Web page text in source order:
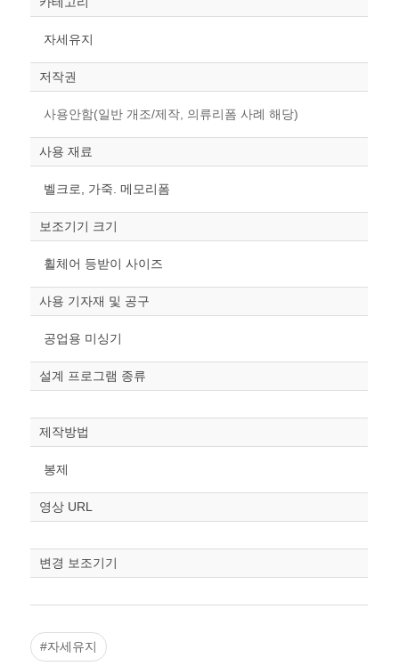
자세유지
저작권
사용안함(일반 개조/제작, 의류리폼 사례 해당)
사용 재료
벨크로, 가죽. 메모리폼
보조기기 크기
휠체어 등받이 사이즈
사용 기자재 및 공구
공업용 미싱기
설계 프로그램 종류
제작방법
봉제
영상 URL
변경 보조기기
#자세유지